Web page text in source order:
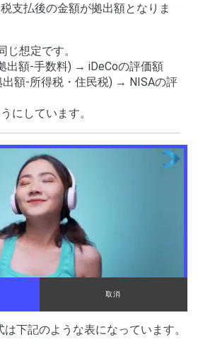
支払後の金額が拠出額となりま
じ想定です。
出額-手数料) → iDeCoの評価額
出額-所得税・住民税) → NISAの評
にしています。
取消
下記のような表になっています。